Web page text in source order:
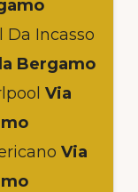
Da Incasso
Bergamo
Via
Via